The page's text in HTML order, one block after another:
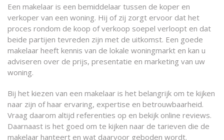
Een makelaar is een bemiddelaar tussen de koper en
verkoper van een woning. Hij of zij zorgt ervoor dat het
proces rondom de koop of verkoop soepel verloopt en dat
beide partijen tevreden zijn met de uitkomst. Een goede
makelaar heeft kennis van de lokale woningmarkt en kan u
adviseren over de prijs, presentatie en marketing van uw
woning.
Bij het kiezen van een makelaar is het belangrijk om te kijken
naar zijn of haar ervaring, expertise en betrouwbaarheid.
Vraag daarom altijd referenties op en bekijk online reviews.
Daarnaast is het goed om te kijken naar de tarieven die de
makelaar hanteert en wat daarvoor geboden wordt.